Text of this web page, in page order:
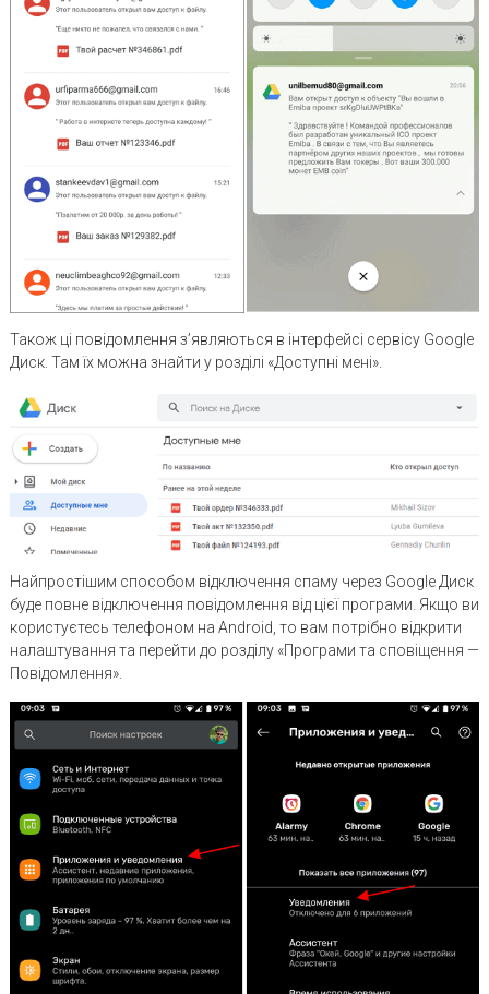
Також ці повідомлення з’являються в інтерфейсі сервісу Google
Диск. Там їх можна знайти у розділі «Доступні мені».
Найпростішим способом відключення спаму через Google Диск
буде повне відключення повідомлення від цієї програми. Якщо ви
користуєтесь телефоном на Android, то вам потрібно відкрити
налаштування та перейти до розділу «Програми та сповіщення —
Повідомлення».